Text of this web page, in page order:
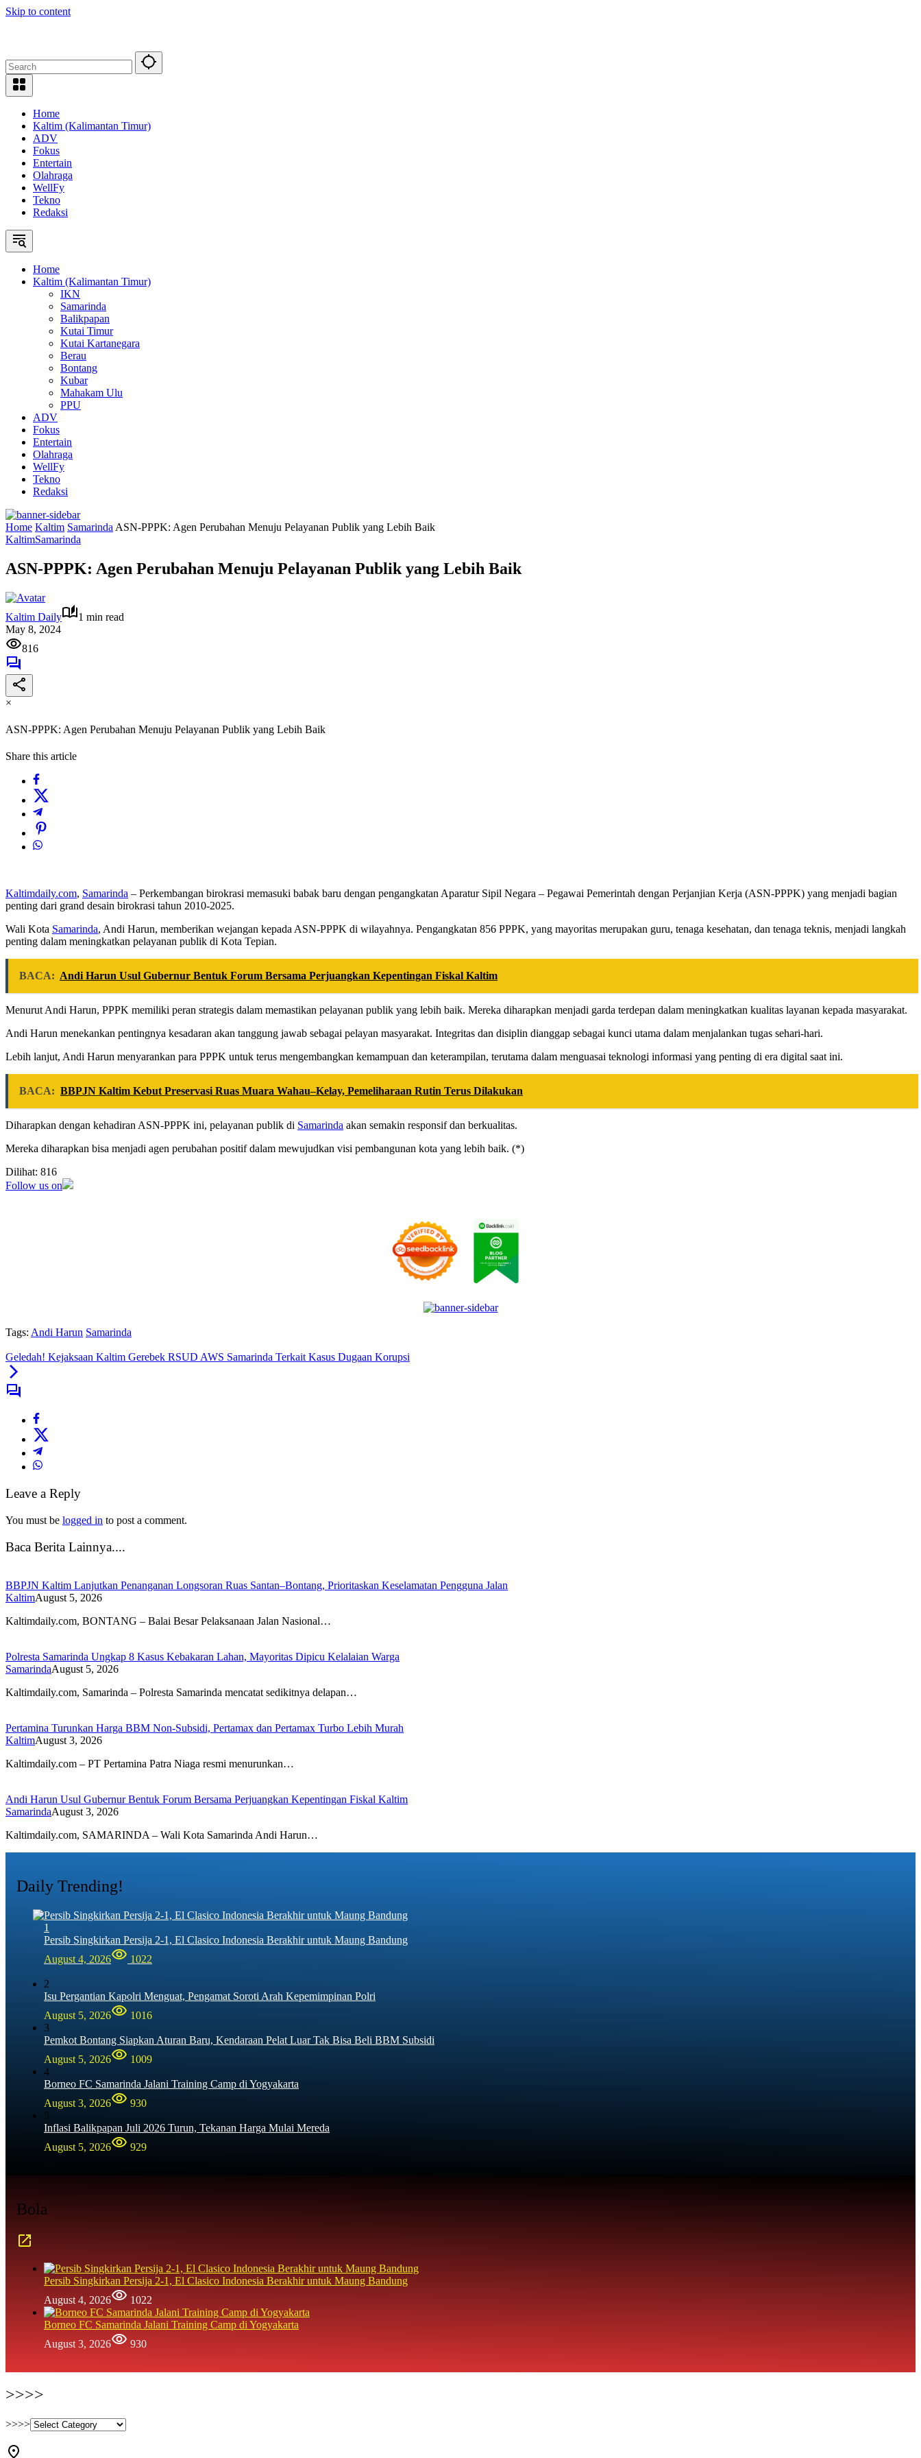
Skip to content
Home
Kaltim (Kalimantan Timur)
ADV
Fokus
Entertain
Olahraga
WellFy
Tekno
Redaksi
Home
Kaltim (Kalimantan Timur)
IKN
Samarinda
Balikpapan
Kutai Timur
Kutai Kartanegara
Berau
Bontang
Kubar
Mahakam Ulu
PPU
ADV
Fokus
Entertain
Olahraga
WellFy
Tekno
Redaksi
Home Kaltim Samarinda ASN-PPPK: Agen Perubahan Menuju Pelayanan Publik yang Lebih Baik
KaltimSamarinda
ASN-PPPK: Agen Perubahan Menuju Pelayanan Publik yang Lebih Baik
Kaltim Daily
1 min read
May 8, 2024
816
×
ASN-PPPK: Agen Perubahan Menuju Pelayanan Publik yang Lebih Baik
Share this article
Kaltimdaily.com, Samarinda – Perkembangan birokrasi memasuki babak baru dengan pengangkatan Aparatur Sipil Negara – Pegawai Pemerintah dengan Perjanjian Kerja (ASN-PPPK) yang menjadi bagian
penting dari grand desain birokrasi tahun 2010-2025.
Wali Kota Samarinda, Andi Harun, memberikan wejangan kepada ASN-PPPK di wilayahnya. Pengangkatan 856 PPPK, yang mayoritas merupakan guru, tenaga kesehatan, dan tenaga teknis, menjadi langkah
penting dalam meningkatkan pelayanan publik di Kota Tepian.
BACA: Andi Harun Usul Gubernur Bentuk Forum Bersama Perjuangkan Kepentingan Fiskal Kaltim
Menurut Andi Harun, PPPK memiliki peran strategis dalam memastikan pelayanan publik yang lebih baik. Mereka diharapkan menjadi garda terdepan dalam meningkatkan kualitas layanan kepada masyarakat.
Andi Harun menekankan pentingnya kesadaran akan tanggung jawab sebagai pelayan masyarakat. Integritas dan disiplin dianggap sebagai kunci utama dalam menjalankan tugas sehari-hari.
Lebih lanjut, Andi Harun menyarankan para PPPK untuk terus mengembangkan kemampuan dan keterampilan, terutama dalam menguasai teknologi informasi yang penting di era digital saat ini.
BACA: BBPJN Kaltim Kebut Preservasi Ruas Muara Wahau–Kelay, Pemeliharaan Rutin Terus Dilakukan
Diharapkan dengan kehadiran ASN-PPPK ini, pelayanan publik di Samarinda akan semakin responsif dan berkualitas.
Mereka diharapkan bisa menjadi agen perubahan positif dalam mewujudkan visi pembangunan kota yang lebih baik. (*)
Dilihat: 816
Follow us on
Tags: Andi Harun Samarinda
Geledah! Kejaksaan Kaltim Gerebek RSUD AWS Samarinda Terkait Kasus Dugaan Korupsi
Leave a Reply
You must be logged in to post a comment.
Baca Berita Lainnya....
BBPJN Kaltim Lanjutkan Penanganan Longsoran Ruas Santan–Bontang, Prioritaskan Keselamatan Pengguna Jalan
KaltimAugust 5, 2026
Kaltimdaily.com, BONTANG – Balai Besar Pelaksanaan Jalan Nasional…
Polresta Samarinda Ungkap 8 Kasus Kebakaran Lahan, Mayoritas Dipicu Kelalaian Warga
SamarindaAugust 5, 2026
Kaltimdaily.com, Samarinda – Polresta Samarinda mencatat sedikitnya delapan…
Pertamina Turunkan Harga BBM Non-Subsidi, Pertamax dan Pertamax Turbo Lebih Murah
KaltimAugust 3, 2026
Kaltimdaily.com – PT Pertamina Patra Niaga resmi menurunkan…
Andi Harun Usul Gubernur Bentuk Forum Bersama Perjuangkan Kepentingan Fiskal Kaltim
SamarindaAugust 3, 2026
Kaltimdaily.com, SAMARINDA – Wali Kota Samarinda Andi Harun…
Daily Trending!
1
Persib Singkirkan Persija 2-1, El Clasico Indonesia Berakhir untuk Maung Bandung
August 4, 2026
1022
2
Isu Pergantian Kapolri Menguat, Pengamat Soroti Arah Kepemimpinan Polri
August 5, 2026
1016
3
Pemkot Bontang Siapkan Aturan Baru, Kendaraan Pelat Luar Tak Bisa Beli BBM Subsidi
August 5, 2026
1009
4
Borneo FC Samarinda Jalani Training Camp di Yogyakarta
August 3, 2026
930
5
Inflasi Balikpapan Juli 2026 Turun, Tekanan Harga Mulai Mereda
August 5, 2026
929
Bola
Persib Singkirkan Persija 2-1, El Clasico Indonesia Berakhir untuk Maung Bandung
August 4, 2026
1022
Borneo FC Samarinda Jalani Training Camp di Yogyakarta
August 3, 2026
930
>>>>
>>>>